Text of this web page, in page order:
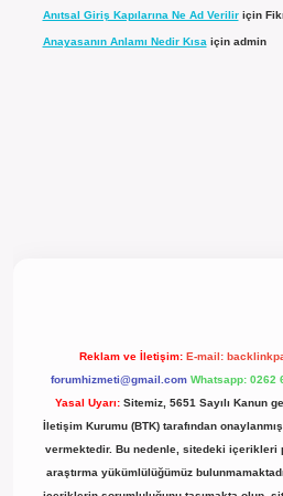
Anıtsal Giriş Kapılarına Ne Ad Veriliriçin
Anayasanın Anlamı Nedir Kısa için admin
Reklam ve İletişim: E-mail:
forumhizmeti@gmail.com Whatsapp: 0262
Yasal Uyarı: Sitemiz, 5651 Sayılı Kanun
İletişim Kurumu (BTK) tarafından
vermektedir. Bu nedenle, sitedeki içerikleri
araştırma yükümlülüğümüz